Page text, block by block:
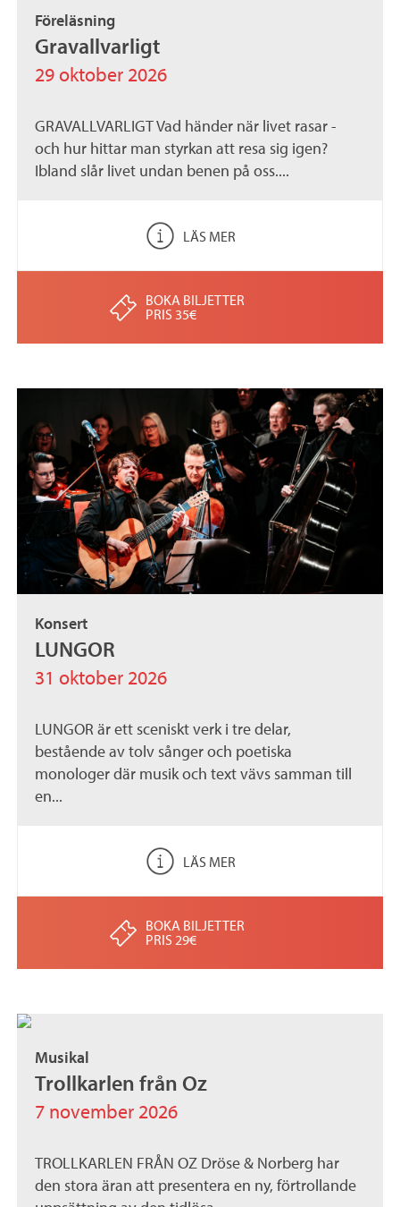
Föreläsning
Gravallvarligt
29 oktober 2026
GRAVALLVARLIGT Vad händer när livet rasar -
och hur hittar man styrkan att resa sig igen?
Ibland slår livet undan benen på oss....
LÄS MER
BOKA BILJETTER
PRIS 35€
Konsert
LUNGOR
31 oktober 2026
LUNGOR är ett sceniskt verk i tre delar,
bestående av tolv sånger och poetiska
monologer där musik och text vävs samman till
en...
LÄS MER
BOKA BILJETTER
PRIS 29€
Musikal
Trollkarlen från Oz
7 november 2026
TROLLKARLEN FRÅN OZ Dröse & Norberg har
den stora äran att presentera en ny, förtrollande